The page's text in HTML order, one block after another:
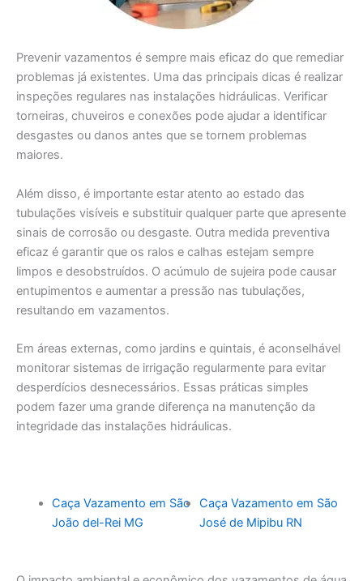
Prevenir vazamentos é sempre mais eficaz do que remediar
problemas já existentes. Uma das principais dicas é realizar
inspeções regulares nas instalações hidráulicas. Verificar
torneiras, chuveiros e conexões pode ajudar a identificar
desgastes ou danos antes que se tornem problemas
maiores.
Além disso, é importante estar atento ao estado das
tubulações visíveis e substituir qualquer parte que apresente
sinais de corrosão ou desgaste. Outra medida preventiva
eficaz é garantir que os ralos e calhas estejam sempre
limpos e desobstruídos. O acúmulo de sujeira pode causar
entupimentos e aumentar a pressão nas tubulações,
resultando em vazamentos.
Em áreas externas, como jardins e quintais, é aconselhável
monitorar sistemas de irrigação regularmente para evitar
desperdícios desnecessários. Essas práticas simples
podem fazer uma grande diferença na manutenção da
integridade das instalações hidráulicas.
Caça Vazamento em São
João del-Rei MG
Caça Vazamento em São
José de Mipibu RN